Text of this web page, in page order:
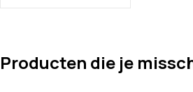
Producten die je